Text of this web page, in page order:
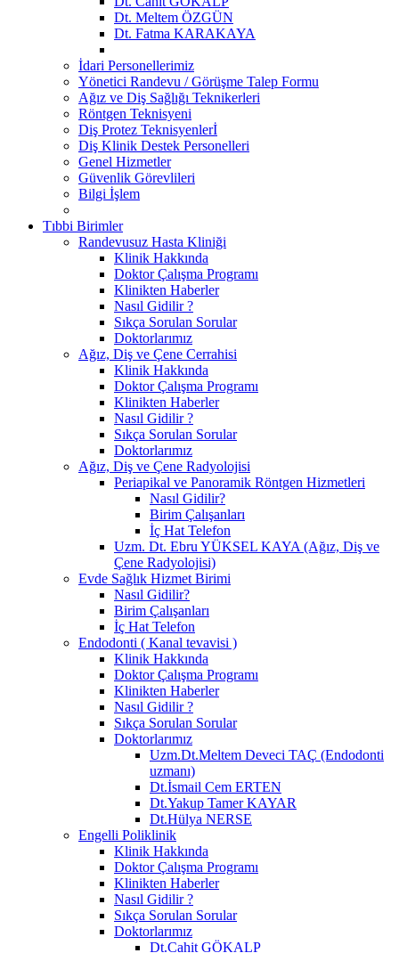
Dt. Meltem ÖZGÜN
Dt. Fatma KARAKAYA
İdari Personellerimiz
Yönetici Randevu / Görüşme Talep Formu
Ağız ve Diş Sağlığı Teknikerleri
Röntgen Teknisyeni
Diş Protez Teknisyenlerİ
Diş Klinik Destek Personelleri
Genel Hizmetler
Güvenlik Görevlileri
Bilgi İşlem
Tıbbi Birimler
Randevusuz Hasta Kliniği
Klinik Hakkında
Doktor Çalışma Programı
Klinikten Haberler
Nasıl Gidilir ?
Sıkça Sorulan Sorular
Doktorlarımız
Ağız, Diş ve Çene Cerrahisi
Klinik Hakkında
Doktor Çalışma Programı
Klinikten Haberler
Nasıl Gidilir ?
Sıkça Sorulan Sorular
Doktorlarımız
Ağız, Diş ve Çene Radyolojisi
Periapikal ve Panoramik Röntgen Hizmetleri
Nasıl Gidilir?
Birim Çalışanları
İç Hat Telefon
Uzm. Dt. Ebru YÜKSEL KAYA (Ağız, Diş ve
Çene Radyolojisi)
Evde Sağlık Hizmet Birimi
Nasıl Gidilir?
Birim Çalışanları
İç Hat Telefon
Endodonti ( Kanal tevavisi )
Klinik Hakkında
Doktor Çalışma Programı
Klinikten Haberler
Nasıl Gidilir ?
Sıkça Sorulan Sorular
Doktorlarımız
Uzm.Dt.Meltem Deveci TAÇ (Endodonti
uzmanı)
Dt.İsmail Cem ERTEN
Dt.Yakup Tamer KAYAR
Dt.Hülya NERSE
Engelli Poliklinik
Klinik Hakkında
Doktor Çalışma Programı
Klinikten Haberler
Nasıl Gidilir ?
Sıkça Sorulan Sorular
Doktorlarımız
Dt.Cahit GÖKALP